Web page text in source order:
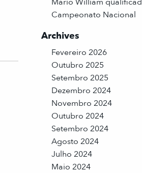
Campeonato Nacional
Archives
Fevereiro 2026
Outubro 2025
Setembro 2025
Dezembro 2024
Novembro 2024
Outubro 2024
Setembro 2024
Agosto 2024
Julho 2024
Maio 2024